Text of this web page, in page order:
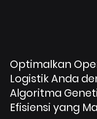
Optimalkan
Logistik Anda
Algoritma
Efisiensi yang